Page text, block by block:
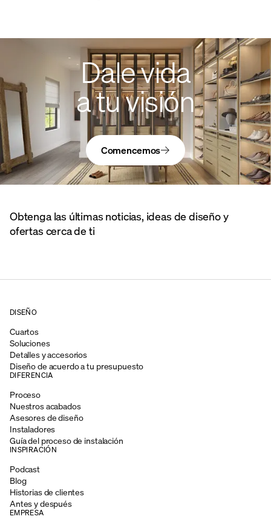
Dale vida
a tu visión
Comencemos
Obtenga las últimas noticias, ideas de diseño y
ofertas cerca de ti
DISEÑO
Cuartos
Soluciones
Detalles y accesorios
Diseño de acuerdo a tu presupuesto
DIFERENCIA
Proceso
Nuestros acabados
Asesores de diseño
Instaladores
Guía del proceso de instalación
INSPIRACIÓN
Podcast
Blog
Historias de clientes
Antes y después
EMPRESA